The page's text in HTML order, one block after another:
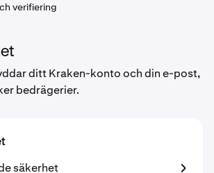
verifiering
ditt Kraken-konto och din e-post,
bedrägerier.
säkerhet